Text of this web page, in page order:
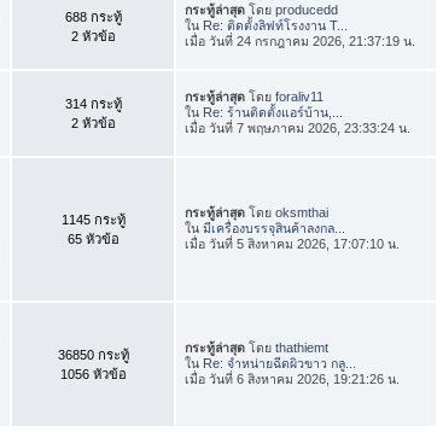
688 กระทู้
2 หัวข้อ
กระทู้ล่าสุด โดยproducedd
ใน Re: ติดตั้งลิฟท์โรงงาน T...
เมื่อ วันที่ 24 กรกฎาคม 2026, 21:37:19 น.
314 กระทู้
2 หัวข้อ
กระทู้ล่าสุด โดยforaliv11
ใน Re: ร้านติดตั้งแอร์บ้าน,...
เมื่อ วันที่ 7 พฤษภาคม 2026, 23:33:24 น.
1145 กระทู้
65 หัวข้อ
กระทู้ล่าสุด โดยoksmthai
ในมีเครื่องบรรจุสินค้าลงกล...
เมื่อ วันที่ 5 สิงหาคม 2026, 17:07:10 น.
36850 กระทู้
1056 หัวข้อ
กระทู้ล่าสุด โดยthathiemt
ใน Re: จำหน่ายฉีดผิวขาว กลู...
เมื่อ วันที่ 6 สิงหาคม 2026, 19:21:26 น.